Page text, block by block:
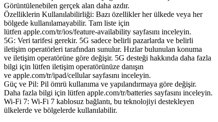
Görüntülenebilen gerçek alan daha azdır.
Özelliklerin Kullanılabilirliği: Bazı özellikler her ülkede veya her
bölgede kullanılamayabilir. Tam liste için
lütfen apple.com/tr/ios/feature-availability sayfasını inceleyin.
5G: Veri tarifesi gerekir. 5G sadece belirli pazarlarda ve belirli
iletişim operatörleri tarafından sunulur. Hızlar bulunulan konuma
ve iletişim operatörüne göre değişir. 5G desteği hakkında daha fazla
bilgi için lütfen iletişim operatörünüze danışın
ve apple.com/tr/ipad/cellular sayfasını inceleyin.
Güç ve Pil: Pil ömrü kullanıma ve yapılandırmaya göre değişir.
Daha fazla bilgi için lütfen apple.com/tr/batteries sayfasını inceleyin.
Wi‑Fi 7: Wi‑Fi 7 kablosuz bağlantı, bu teknolojiyi destekleyen
ülkelerde ve bölgelerde kullanılabilir.